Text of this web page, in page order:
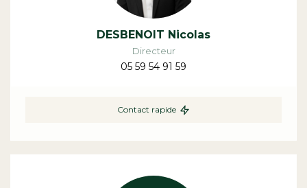
DESBENOIT Nicolas
Directeur
05 59 54 91 59
Contact rapide